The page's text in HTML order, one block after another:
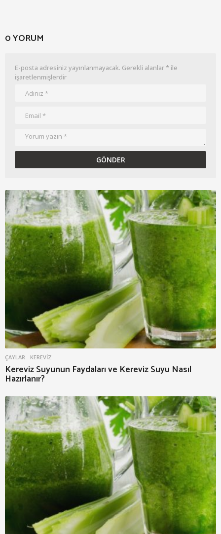
0 YORUM
E-posta adresiniz yayınlanmayacak. Gerekli alanlar* ile
işaretlenmişlerdir
ÇAYLAR KEREVIZ
Kereviz Suyunun Faydaları ve Kereviz Suyu Nasıl
Hazırlanır?